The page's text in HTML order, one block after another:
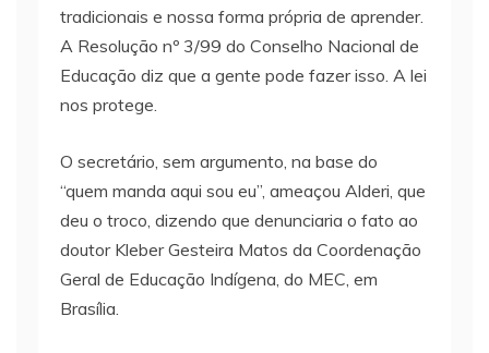
tradicionais e nossa forma própria de aprender.
A Resolução nº 3/99 do Conselho Nacional de
Educação diz que a gente pode fazer isso. A lei
nos protege.
O secretário, sem argumento, na base do
“quem manda aqui sou eu”, ameaçou Alderi, que
deu o troco, dizendo que denunciaria o fato ao
doutor Kleber Gesteira Matos da Coordenação
Geral de Educação Indígena, do MEC, em
Brasília.